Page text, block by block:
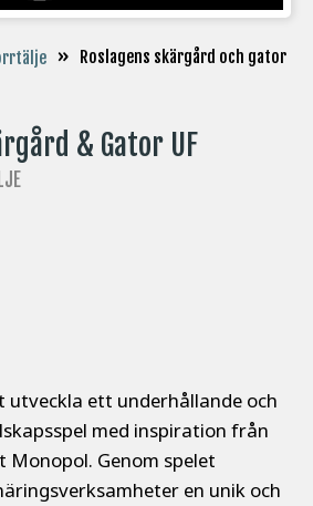
»
Roslagens skärgård och gator
& Gator UF
ett underhållande och
med inspiration från
Monopol. Genom spelet
en unik och